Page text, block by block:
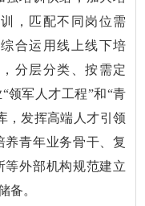
，匹配不同岗位需
合运用线上线下培
分层分类、按需定
领军人才工程”和“青
，发挥高端人才引领
青年业务骨干、复
等外部机构规范建立
备。